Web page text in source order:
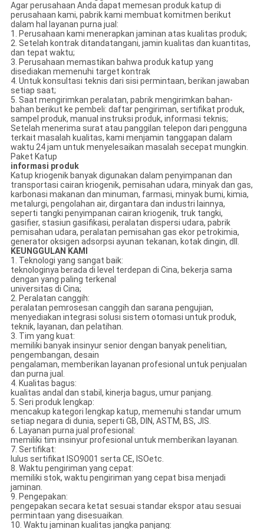
Agar perusahaan Anda dapat memesan produk katup di
perusahaan kami, pabrik kami membuat komitmen berikut
dalam hal layanan purna jual:
1. Perusahaan kami menerapkan jaminan atas kualitas produk;
2. Setelah kontrak ditandatangani, jamin kualitas dan kuantitas,
dan tepat waktu;
3. Perusahaan memastikan bahwa produk katup yang
disediakan memenuhi target kontrak
4. Untuk konsultasi teknis dari sisi permintaan, berikan jawaban
setiap saat;
5. Saat mengirimkan peralatan, pabrik mengirimkan bahan-
bahan berikut ke pembeli: daftar pengiriman, sertifikat produk,
sampel produk, manual instruksi produk, informasi teknis;
Setelah menerima surat atau panggilan telepon dari pengguna
terkait masalah kualitas, kami menjamin tanggapan dalam
waktu 24 jam untuk menyelesaikan masalah secepat mungkin.
Paket Katup
informasi produk
Katup kriogenik banyak digunakan dalam penyimpanan dan
transportasi cairan kriogenik, pemisahan udara, minyak dan gas,
karbonasi makanan dan minuman, farmasi, minyak bumi, kimia,
metalurgi, pengolahan air, dirgantara dan industri lainnya,
seperti tangki penyimpanan cairan kriogenik, truk tangki,
gasifier, stasiun gasifikasi, peralatan dispersi udara, pabrik
pemisahan udara, peralatan pemisahan gas ekor petrokimia,
generator oksigen adsorpsi ayunan tekanan, kotak dingin, dll.
KEUNGGULAN KAMI
1. Teknologi yang sangat baik:
teknologinya berada di level terdepan di Cina, bekerja sama
dengan yang paling terkenal
universitas di Cina;
2. Peralatan canggih:
peralatan pemrosesan canggih dan sarana pengujian,
menyediakan integrasi solusi sistem otomasi untuk produk,
teknik, layanan, dan pelatihan.
3. Tim yang kuat:
memiliki banyak insinyur senior dengan banyak penelitian,
pengembangan, desain
pengalaman, memberikan layanan profesional untuk penjualan
dan purna jual.
4. Kualitas bagus:
kualitas andal dan stabil, kinerja bagus, umur panjang.
5. Seri produk lengkap:
mencakup kategori lengkap katup, memenuhi standar umum
setiap negara di dunia, seperti GB, DIN, ASTM, BS, JIS.
6. Layanan purna jual profesional:
memiliki tim insinyur profesional untuk memberikan layanan.
7. Sertifikat:
lulus sertifikat ISO9001 serta CE, ISOetc.
8. Waktu pengiriman yang cepat:
memiliki stok, waktu pengiriman yang cepat bisa menjadi
jaminan.
9. Pengepakan:
pengepakan secara ketat sesuai standar ekspor atau sesuai
permintaan yang disesuaikan.
10. Waktu jaminan kualitas jangka panjang: